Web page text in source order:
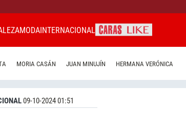
MODAINTERNACIONAL
MORIA CASÁN JUAN MINUJÍN HERMANA VERÓNICA
09-10-2024 01:51